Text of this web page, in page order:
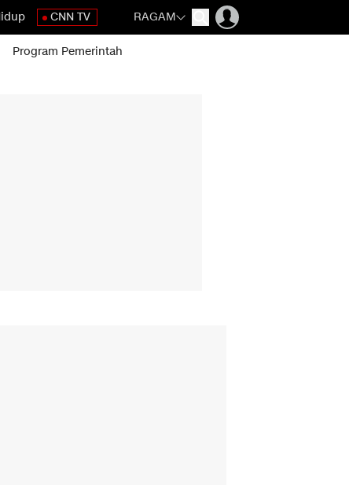
CNN TV RAGAM
Program Pemerintah